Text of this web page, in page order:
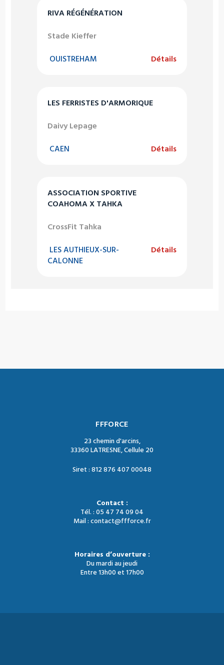
RIVA RÉGÉNÉRATION
Stade Kieffer
OUISTREHAM Détails
LES FERRISTES D'ARMORIQUE
Daivy Lepage
CAEN Détails
ASSOCIATION SPORTIVE
COAHOMA X TAHKA
CrossFit Tahka
LES AUTHIEUX-SUR-
CALONNE
Détails
FFFORCE
23 chemin d'arcins,
33360 LATRESNE, Cellule 20
Siret : 812 876 407 00048
Contact :
Tél. : 05 47 74 09 04
Mail : contact@ffforce.fr
Horaires d’ouverture :
Du mardi au jeudi
Entre 13h00 et 17h00